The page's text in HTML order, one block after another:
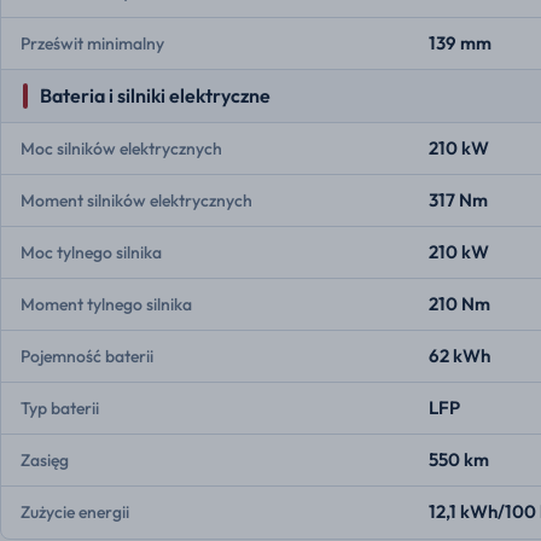
Prześwit minimalny 139 mm
Bateria i silniki elektryczne
Moc silników elektrycznych 210 kW
Moment silników elektrycznych 317 Nm
Moc tylnego silnika 210 kW
Moment tylnego silnika 210 Nm
Pojemność baterii 62 kWh
Typ baterii LFP
Zasięg 550 km
Zużycie energii 12,1 kWh/100